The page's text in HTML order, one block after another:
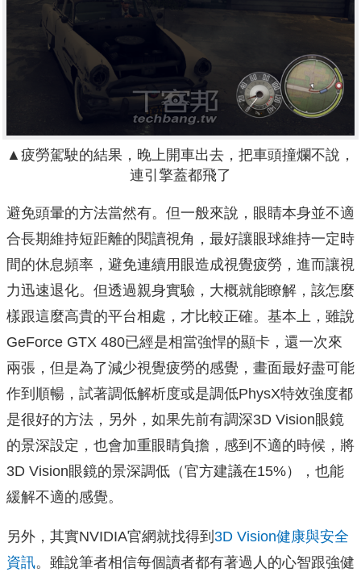
▲疲勞駕駛的結果，晚上開車出去，把車頭撞爛不說，
連引擎蓋都飛了
避免頭暈的方法當然有。但一般來說，眼睛本身並不適
合長期維持短距離的閱讀視角，最好讓眼球維持一定時
間的休息頻率，避免連續用眼造成視覺疲勞，進而讓視
力迅速退化。但透過親身實驗，大概就能瞭解，該怎麼
樣跟這麼高貴的平台相處，才比較正確。基本上，雖說
GeForce GTX 480已經是相當強悍的顯卡，還一次來
兩張，但是為了減少視覺疲勞的感覺，畫面最好盡可能
作到順暢，試著調低解析度或是調低PhysX特效強度都
是很好的方法，另外，如果先前有調深3D Vision眼鏡
的景深設定，也會加重眼睛負擔，感到不適的時候，將
3D Vision眼鏡的景深調低（官方建議在15%），也能
緩解不適的感覺。
另外，其實NVIDIA官網就找得到 3D Vision健康與安全
資訊。雖說筆者相信每個讀者都有著過人的心智跟強健